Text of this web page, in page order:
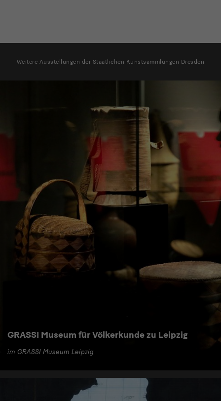
Ausstellungen
Weitere Ausstellungen der Staatlichen Kunstsammlungen Dresden
GRASSI Museum für Völkerkunde zu Leipzig
im GRASSI Museum Leipzig